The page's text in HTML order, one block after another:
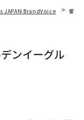
JAPAN BrandVoice 愛さ
ンイーグル